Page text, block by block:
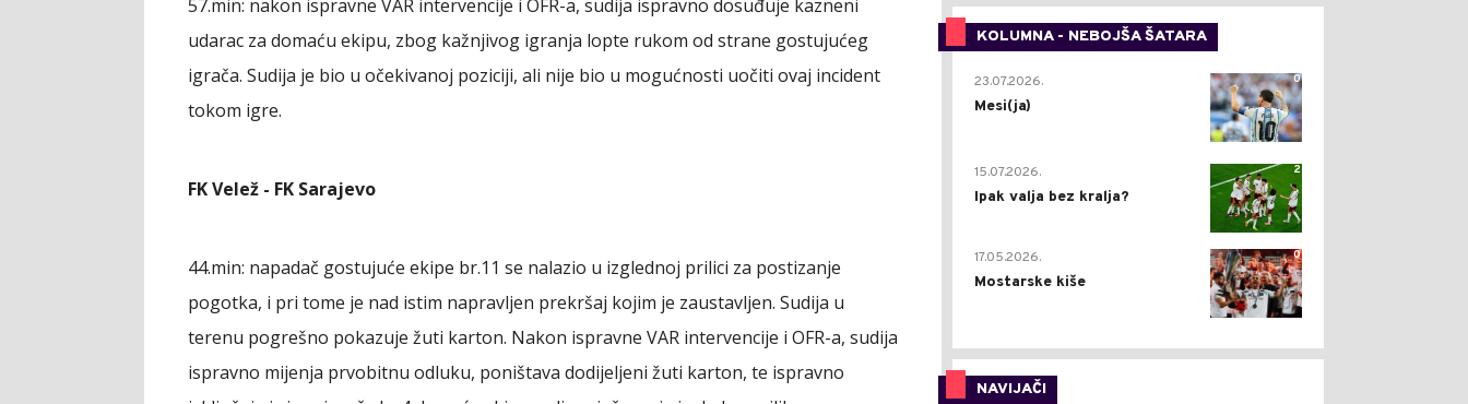
57.min: nakon ispravne VAR intervencije i OFR-a, sudija ispravno dosuđuje kazneni
udarac za domaću ekipu, zbog kažnjivog igranja lopte rukom od strane gostujućeg
igrača. Sudija je bio u očekivanoj poziciji, ali nije bio u mogućnosti uočiti ovaj incident
tokom igre.
FK Velež - FK Sarajevo
44.min: napadač gostujuće ekipe br.11 se nalazio u izglednoj prilici za postizanje
pogotka, i pri tome je nad istim napravljen prekršaj kojim je zaustavljen. Sudija u
terenu pogrešno pokazuje žuti karton. Nakon ispravne VAR intervencije i OFR-a, sudija
ispravno mijenja prvobitnu odluku, poništava dodijeljeni žuti karton, te ispravno
KOLUMNA - NEBOJŠA ŠATARA
0
23.07.2026.
Mesi(ja)
2
15.07.2026.
Ipak valja bez kralja?
0
17.05.2026.
Mostarske kiše
NAVIJAČI